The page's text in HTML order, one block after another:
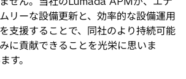
リーな設備更新と、効率的な設備運用
支援することで、同社のより持続可能
に貢献できることを光栄に思いま
す。